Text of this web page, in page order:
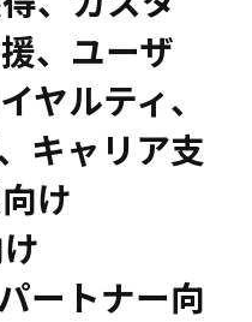
、ユーザ
ヤルティ、
キャリア支
け
ートナー向